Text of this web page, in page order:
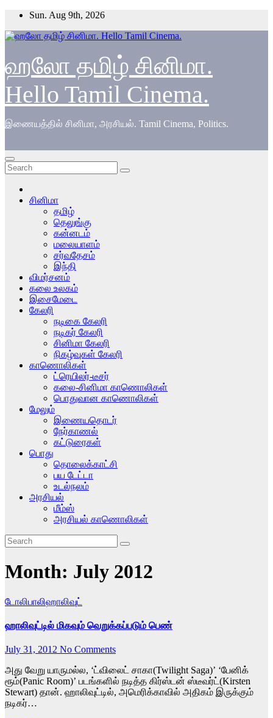
Skip
content
Sun. Aug 9th, 2026
ஹலோ தமிழ் சினிமா.
Hello Tamil Cinema.
இணையத்தில் சினிமா, அரசியல். Tamil Cinema, Politics.
சினிமா
தமிழ்
தெலுங்கு
கன்னடம்
மலையாளம்
சர்வதேசம்
இந்தி
விமர்சனம்
கலை உலகம்
இசைமேடை
கேலரி
நடிகை கேலரி
நடிகர் கேலரி
சினிமா கேலரி
நிகழ்வுகள் கேலரி
காணொலிகள்
ட்ரெயிலர்-டீசர்
கலை-சினிமா காணொலிகள்
பொதுவான காணொலிகள்
மேலும்
இணையதொடர்
நேர்காணல்
கட்டுரைகள்
பொது
தொலைக்காட்சி
பய டேட்டா
உடல்நலம்
அரசியல்
மீம்ஸ்
அரசியல் காணொலிகள்
Month: July 2012
டோலிபாலிஹாலிவுட்
ஹாலிவுட்டில் மிகவும் வெறுக்கப்படும் பெண்
July 31, 2012 No Comments
அது வேறு யாருமல்ல, ‘ட்விலைட் சாகா(Twilight Saga)’ ‘பேனிக்
ரூம்(Panic Room)’ படங்களில் நடித்த கிர்ஸ்டன் ஸ்டீவர்ட்(Kirsten
Stewart) தான். ஹாலிவுட்டில், அமெரிக்காவில் அதிகம் இருக்கும்
நடிகர்…